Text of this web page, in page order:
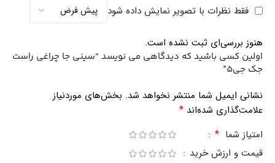
فقط نظرات با تصویر نمایش داده شود
هنوز بررسی‌ای ثبت نشده است.
اولین کسی باشید که دیدگاهی می نویسد “سینی جا چراغی راست
جک جی5”
نشانی ایمیل شما منتشر نخواهد شد. بخش‌های موردنیاز
علامت‌گذاری شده‌اند *
امتیاز شما *
قیمت و ارزش خرید